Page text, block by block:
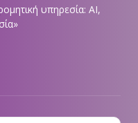
υπηρεσία: AI,